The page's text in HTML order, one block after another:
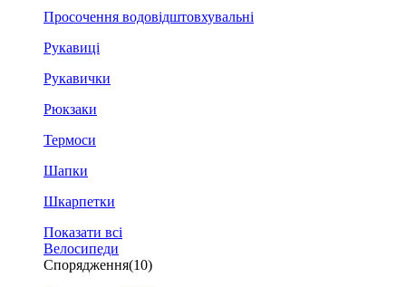
Просочення водовідштовхувальні
Рукавиці
Рукавички
Рюкзаки
Термоси
Шапки
Шкарпетки
Показати всі
Велосипеди
Спорядження(10)